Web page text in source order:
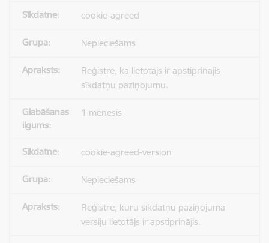
cookie-agreed
Nepieciešams
Reģistrē, ka lietotājs ir apstiprinājis
sīkdatņu paziņojumu.
1 mēnesis
cookie-agreed-version
Nepieciešams
Reģistrē, kuru sīkdatņu paziņojuma
versiju lietotājs ir apstiprinājis.